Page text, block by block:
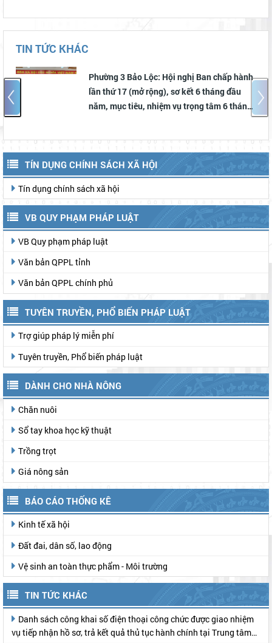
TIN TỨC KHÁC
Phường 3 Bảo Lộc: Hội nghị Ban chấp hành
lần thứ 17 (mở rộng), sơ kết 6 tháng đầu
năm, mục tiêu, nhiệm vụ trọng tâm 6 tháng
TÍN DỤNG CHÍNH SÁCH XÃ HỘI
Tín dụng chính sách xã hội
VB QUY PHẠM PHÁP LUẬT
VB Quy phạm pháp luật
Văn bản QPPL tỉnh
Văn bản QPPL chính phủ
TUYÊN TRUYỀN, PHỔ BIẾN PHÁP LUẬT
Trợ giúp pháp lý miễn phí
Tuyên truyền, Phổ biến pháp luật
DÀNH CHO NHÀ NÔNG
Chăn nuôi
Sổ tay khoa học kỹ thuật
Trồng trọt
Giá nông sản
BÁO CÁO THỐNG KÊ
Kinh tế xã hội
Đất đai, dân số, lao động
Vệ sinh an toàn thực phẩm - Môi trường
TIN TỨC KHÁC
vụ tiếp nhận hồ sơ, trả kết quả thủ tục hành chính tại Trung tâm